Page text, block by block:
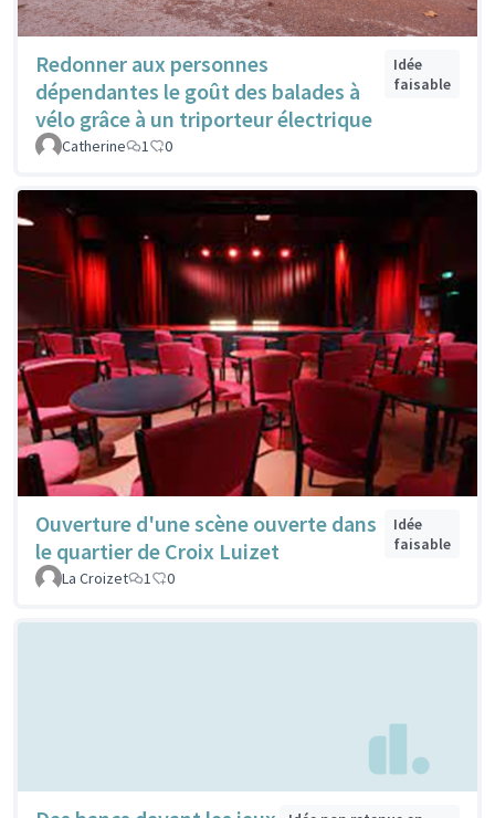
Redonner aux personnes
dépendantes le goût des balades à
vélo grâce à un triporteur électrique
Idée
faisable
Catherine 1 0
Ouverture d'une scène ouverte dans
le quartier de Croix Luizet
Idée
faisable
La Croizet
1 0